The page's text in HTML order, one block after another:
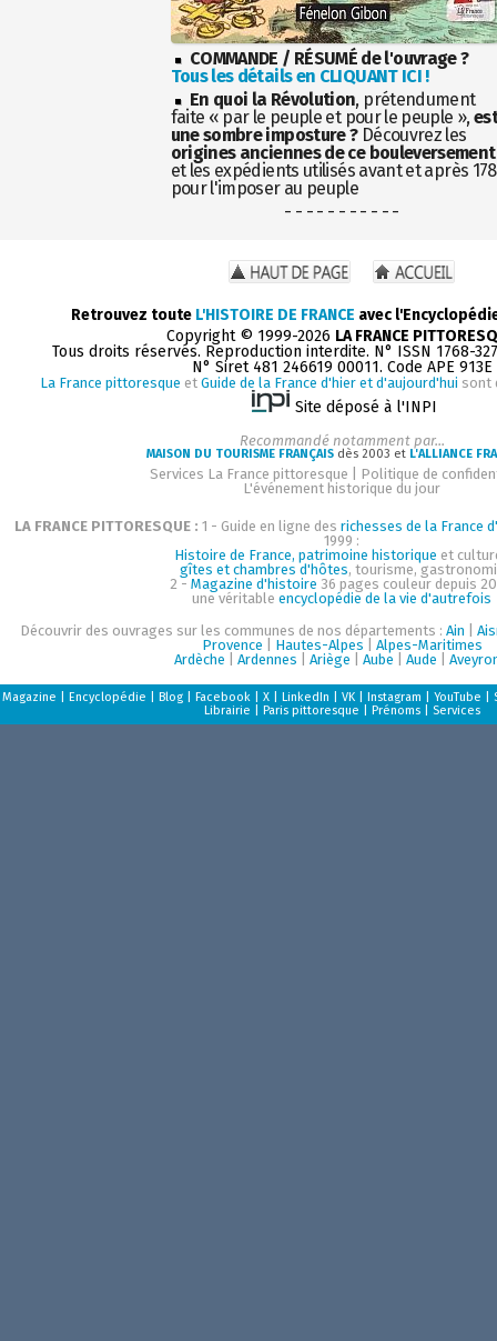
COMMANDE / RÉSUMÉ de l'ouvrage ?
Tous les détails en CLIQUANT ICI !
En quoi la Révolution, prétendument
faite « par le peuple et pour le peuple »,
une sombre imposture ?Découvrez les
origines anciennes de ce bouleversement
et les expédients utilisés avant et après
pour l'imposer au peuple
- - - - - - - - - - -
Retrouvez toute L'HISTOIRE DE FRANCE avec
Copyright © 1999-2026 LA FRANCE
Tous droits réservés. Reproduction interdite. N° ISSN 1768-
N° Siret 481 246619 00011. Code APE 913E
La France pittoresque et Guide de la France d'hier et d'aujourd'hui sont
Site déposé à l'INPI
Recommandé notamment par...
MAISON DU TOURISME FRANÇAISdès 2003 et L'ALLIANCE
Services La France pittoresque
Politique de
L'événement historique du jour
LA FRANCE PITTORESQUE : 1 - Guide en ligne des richesses de la France
1999 :
Histoire de France, patrimoine historique et
gîtes et chambres d'hôtes, tourisme,
2 - Magazine d'histoire 36 pages couleur depuis
une véritable encyclopédie de la vie d'autrefois
Découvrir des ouvrages sur les communes de nos départements : Ain
Provence
Hautes-Alpes
Alpes-Maritimes
Ardèche
Ardennes Ariège Aube Aude
Magazine Encyclopédie Blog| Facebook| X| LinkedIn VK| Instagram YouTube
Librairie
Paris pittoresque Prénoms| Services